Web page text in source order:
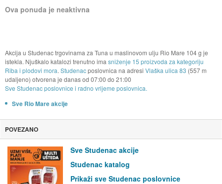
Ova ponuda je neaktivna
Akcija u Studenac trgovinama za Tuna u maslinovom ulju Rio Mare 104 g je
istekla. Njuškalo katalozi trenutno ima sniženje 15 proizvoda za kategoriju
Riba i plodovi mora. Studenacposlovnica na adresi Vlaška ulica 83 (557 m
udaljeno) otvorena je danas od 07:00 do 21:00
Sve Studenac poslovnice i radno vrijeme poslovnica.
Sve Rio Mare akcije
POVEZANO
Sve Studenac akcije
Studenac katalog
Prikaži sve Studenac poslovnice